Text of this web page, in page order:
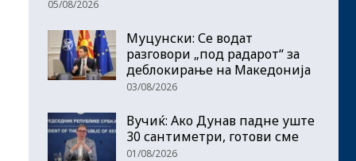
05/08/2026
Муцунски: Се водат
разговори „под радарот“ за
деблокирање на Македонија
03/08/2026
Вучиќ: Ако Дунав падне уште
30 сантиметри, готови сме
01/08/2026